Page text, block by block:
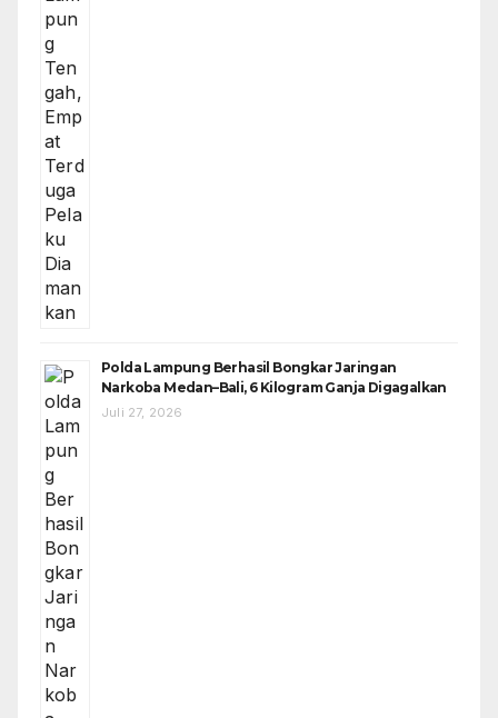
Polda Lampung Berhasil Bongkar Jaringan
Narkoba Medan–Bali, 6 Kilogram Ganja Digagalkan
Juli 27, 2026